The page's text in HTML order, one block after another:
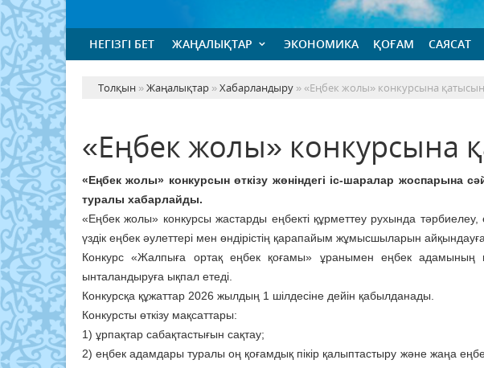
НЕГІЗГІ БЕТ ЖАҢАЛЫҚТАР ЭКОНОМИКА ҚОҒАМ САЯСАТ
Толқын »Жаңалықтар »Хабарландыру » «Еңбек жолы» конкурсына
«Еңбек жолы» конкурсына
«Еңбек жолы» конкурсын өткізу жөніндегі іс-шаралар жоспарына
туралы хабарлайды.
«Еңбек жолы» конкурсы жастар­ды еңбекті құрметтеу рухында
үздік еңбек әулет­тері мен өндірістің қарапайым жұмысшы­ла­рын айқындауға
Конкурс «Жалпыға ортақ еңбек қо­ғамы» ұранымен еңбек адамының
ынталандыруға ықпал етеді.
Конкурсқа құжаттар 2026 жылдың 1 шілдесіне дейін қабылданады.
Конкурсты өткізу мақсаттары:
1) ұрпақтар сабақтастығын сақтау;
2) еңбек адамдары туралы оң қоғамдық пікір қалып­тастыру және жаңа